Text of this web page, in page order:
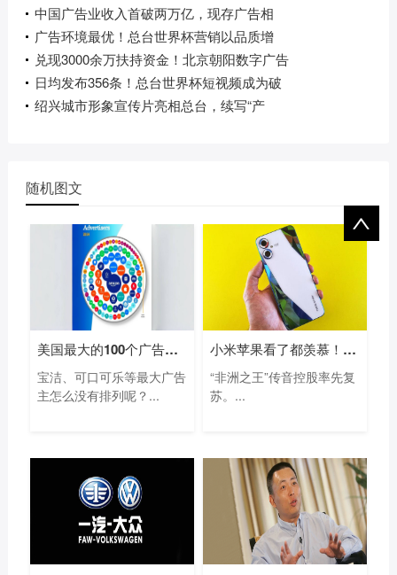
中国广告业收入首破两万亿，现存广告相
广告环境最优！总台世界杯营销以品质增
兑现3000余万扶持资金！北京朝阳数字广告
日均发布356条！总台世界杯短视频成为破
绍兴城市形象宣传片亮相总台，续写“产
随机图文
美国最大的100个广告主名单：亚马逊等电
宝洁、可口可乐等最大广告
主怎么没有排列呢？...
小米苹果看了都羡慕！“非洲手机之王”
“非洲之王”传音控股率先复
苏。...